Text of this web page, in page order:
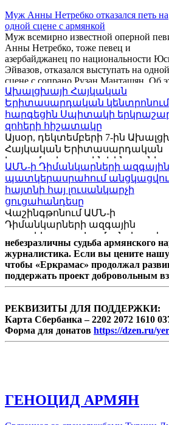
Муж Анны Нетребко отказался петь на
одной сцене с армянкой
Муж всемирно известной оперной
Анны Нетребко, тоже певец и
азербайджанец по национальности
Эйвазов, отказался выступать на одной
сцене с сопрано Рузан Манташян. Об
пишет Forumopera.com.
Ախալցխայի Հայկական
Երիտասարդական կենտրոնում
հարգեցին Սպիտակի
զոհերի հիշատակը
Այսօր, դեկտեմբերի 7-ին
Հայկական Երիտասարդական
Կրթամշակութային Կենտրոնի
նախաձեռնությամբ անցկացվեց
1988թ. Սպիտակի ավերիչ
երկրաշարժի զոհերի
նվիրված միջոցառում:
ԱՄՆ-ի Դիմանկարների ազգային
պատկերասրահում
հայտնի հայ լուսանկարչի
ցուցահանդեսը
Վաշինգթոնում ԱՄՆ-ի
Դիմանկարների ազգային
պատկերասրահում
հայկական ծագմամբ հայտնի
կանադացի լուսանկարիչ
Քարշի աշխատանքների
ցուցահանդես, որը
մասին գրում է «Washington City
небезразличны судьба армянского
журналистика. Если вы цените нашу
чтобы «Еркрамас» продолжал
поддержать проект добровольным
РЕКВИЗИТЫ ДЛЯ ПОДДЕРЖКИ:
Карта Сбербанка – 2202 2072 1610
Форма для донатов https://dzen.ru/
ГЕНОЦИД АРМЯН